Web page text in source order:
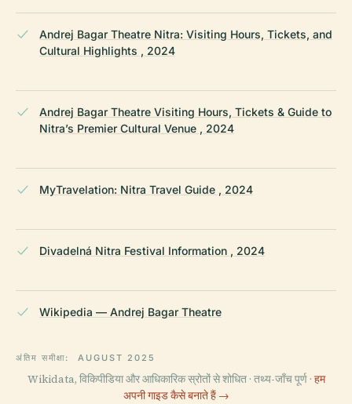
Andrej Bagar Theatre Nitra: Visiting Hours, Tickets, and
Cultural Highlights , 2024
Andrej Bagar Theatre Visiting Hours, Tickets & Guide to
Nitra’s Premier Cultural Venue , 2024
MyTravelation: Nitra Travel Guide , 2024
Divadelná Nitra Festival Information , 2024
Wikipedia — Andrej Bagar Theatre
अंतिम समीक्षा: AUGUST 2025
Wikidata, विकिपीडिया और आधिकारिक स्रोतों से शोधित · तथ्य-जाँच पूर्ण · हम
अपनी गाइड कैसे बनाते हैं →